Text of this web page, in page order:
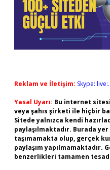
Reklam ve İletişim: Skype:
Yasal Uyarı: Bu internet
veya şahıs şirketi ile hiçbir
Sitede yalnızca kendi
paylaşılmaktadır. Burada
taşımamakta olup, gerçek
paylaşım yapılmamaktadır.
benzerlikleri tamamen